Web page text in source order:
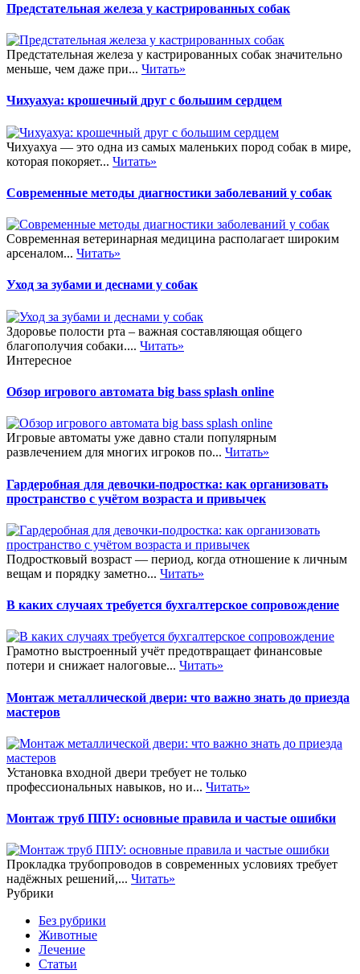
Предстательная железа у кастрированных собак
Предстательная железа у кастрированных собак значительно
меньше, чем даже при... Читать»
Чихуахуа: крошечный друг с большим сердцем
Чихуахуа — это одна из самых маленьких пород собак в мире,
которая покоряет... Читать»
Современные методы диагностики заболеваний у собак
Современная ветеринарная медицина располагает широким
арсеналом... Читать»
Уход за зубами и деснами у собак
Здоровье полости рта – важная составляющая общего
благополучия собаки.... Читать»
Интересное
Обзор игрового автомата big bass splash online
Игровые автоматы уже давно стали популярным
развлечением для многих игроков по... Читать»
Гардеробная для девочки-подростка: как организовать
пространство с учётом возраста и привычек
Подростковый возраст — период, когда отношение к личным
вещам и порядку заметно... Читать»
В каких случаях требуется бухгалтерское сопровождение
Грамотно выстроенный учёт предотвращает финансовые
потери и снижает налоговые... Читать»
Монтаж металлической двери: что важно знать до приезда
мастеров
Установка входной двери требует не только
профессиональных навыков, но и... Читать»
Монтаж труб ППУ: основные правила и частые ошибки
Прокладка трубопроводов в современных условиях требует
надёжных решений,... Читать»
Рубрики
Без рубрики
Животные
Лечение
Статьи